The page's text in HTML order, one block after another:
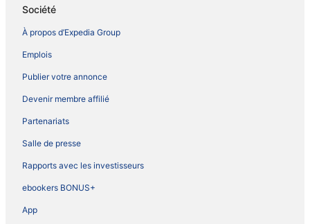
Société
À propos d’Expedia Group
Emplois
Publier votre annonce
Devenir membre affilié
Partenariats
Salle de presse
Rapports avec les investisseurs
ebookers BONUS+
App